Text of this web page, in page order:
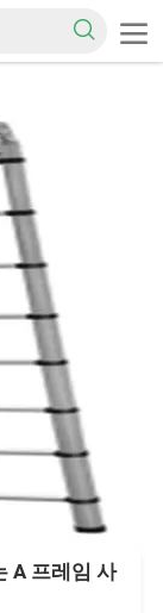
A 프레임 사